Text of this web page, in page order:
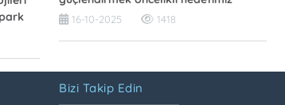
16-10-2025 1418
Bizi Takip Edin